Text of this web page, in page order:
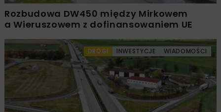
Rozbudowa DW450 między Mirkowem
a Wieruszowem z dofinansowaniem UE
DROGI INWESTYCJE WIADOMOŚCI